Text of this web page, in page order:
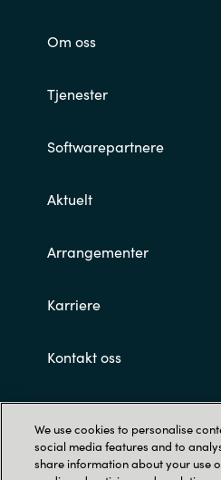
Om oss
Tjenester
Softwarepartnere
Aktuelt
Arrangementer
Karriere
Kontakt oss
Customer terms and
We use cookies to personalise
social media features and to
share information about your use